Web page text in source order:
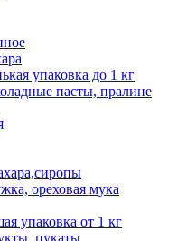
упаковка до 1 кг
пасты, пралине
ореховая мука
упаковка от 1 кг
цукаты